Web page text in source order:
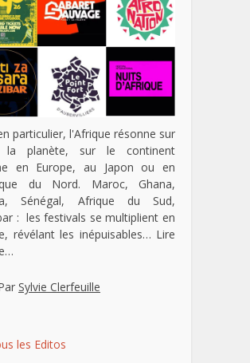
particulier, l'Afrique résonne sur
la planète, sur le continent
en Europe, au Japon ou en
du Nord. Maroc, Ghana,
Sénégal, Afrique du Sud,
: les festivals se multiplient en
révélant les inépuisables… Lire
Sylvie Clerfeuille
les Editos